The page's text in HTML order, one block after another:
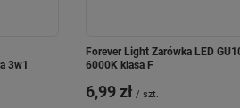
3w1
Forever Light Żarówka LED
6000K klasa F
6,99 zł / szt.